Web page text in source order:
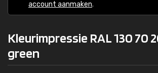
account aanmaken.
Kleurimpressie RAL 130 70
green